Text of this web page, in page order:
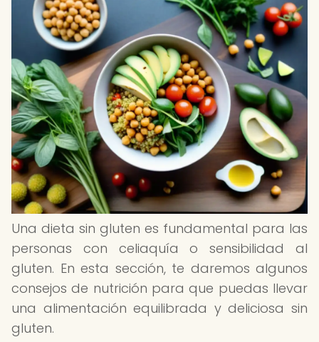
Una dieta sin gluten es fundamental para las
personas con celiaquía o sensibilidad al
gluten. En esta sección, te daremos algunos
consejos de nutrición para que puedas llevar
una alimentación equilibrada y deliciosa sin
gluten.